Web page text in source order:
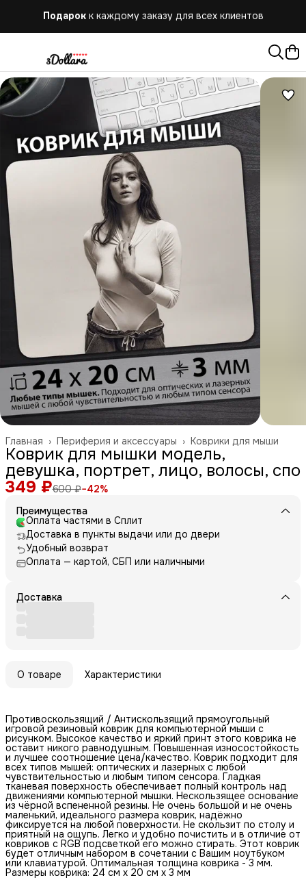
Бесплатная доставка при заказе от 10.000 руб.
Коврики для мыши
Периферия и аксессуары ›
Главная ›
Коврик для мышки модель,
девушка, портрет, лицо, волосы, спо
349 ₽600 ₽−42%
Преимущества
Оплата частями в Сплит
Доставка в пункты выдачи или до двери
Удобный возврат
Оплата — картой, СБП или наличными
Доставка
О товаре Характеристики
Противоскользящий / Антискользящий прямоугольный
игровой резиновый коврик для компьютерной мыши с
рисунком. Высокое качество и яркий принт этого коврика не
оставит никого равнодушным. Повышенная износостойкость
и лучшее соотношение цена/качество. Коврик подходит для
всех типов мышей: оптических и лазерных с любой
чувствительностью и любым типом сенсора. Гладкая
тканевая поверхность обеспечивает полный контроль над
движениями компьютерной мышки. Нескользящее основание
из чёрной вспененной резины. Не очень большой и не очень
маленький, идеального размера коврик, надёжно
фиксируется на любой поверхности. Не скользит по столу и
приятный на ощупь. Легко и удобно почистить и в отличие от
ковриков с RGB подсветкой его можно стирать. Этот коврик
будет отличным набором в сочетании с Вашим ноутбуком
или клавиатурой. Оптимальная толщина коврика - 3 мм.
Размеры коврика: 24 см x 20 см x 3 мм